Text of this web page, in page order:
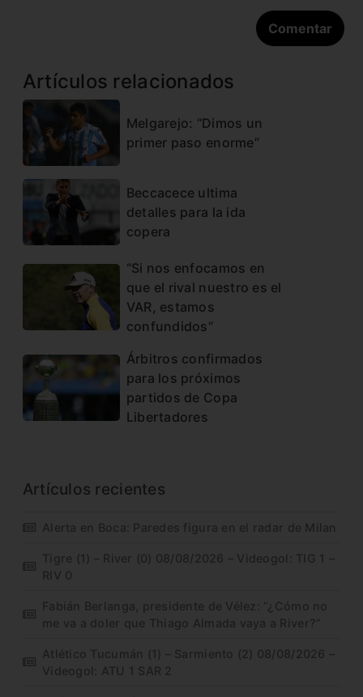
Artículos relacionados
Melgarejo: “Dimos un
primer paso enorme”
Beccacece ultima
detalles para la ida
copera
“Si nos enfocamos en
que el rival nuestro es el
VAR, estamos
confundidos”
Árbitros confirmados
para los próximos
partidos de Copa
Libertadores
Artículos recientes
Alerta en Boca: Paredes figura en el radar de Milan
Tigre (1) – River (0) 08/08/2026 – Videogol: TIG 1 –
RIV 0
Fabián Berlanga, presidente de Vélez: “¿Cómo no
me va a doler que Thiago Almada vaya a River?”
Atlético Tucumán (1) – Sarmiento (2) 08/08/2026 –
Videogol: ATU 1 SAR 2